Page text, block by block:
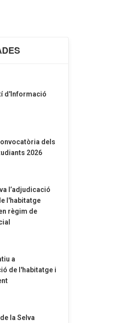
d'Informació
dels
2026
l’adjudicació
l'habitatge
règim de
a
de l'habitatge i
la Selva